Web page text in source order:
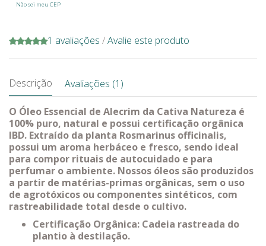
Não sei meu CEP
1 avaliações /Avalie este produto
Descrição Avaliações (1)
O Óleo Essencial de Alecrim da Cativa Natureza é
100% puro, natural e possui certificação orgânica
IBD. Extraído da planta Rosmarinus officinalis,
possui um aroma herbáceo e fresco, sendo ideal
para compor rituais de autocuidado e para
perfumar o ambiente. Nossos óleos são produzidos
a partir de matérias-primas orgânicas, sem o uso
de agrotóxicos ou componentes sintéticos, com
rastreabilidade total desde o cultivo.
Certificação Orgânica: Cadeia rastreada do
plantio à destilação.